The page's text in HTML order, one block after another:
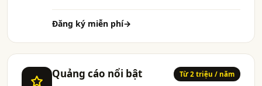
Đăng ký miễn phí→
Quảng cáo nổi bật Từ 2 triệu / năm